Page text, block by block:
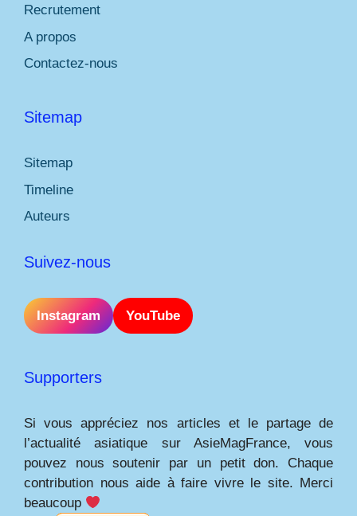
Recrutement
A propos
Contactez-nous
Sitemap
Sitemap
Timeline
Auteurs
Suivez-nous
Instagram YouTube
Supporters
Si vous appréciez nos articles et le partage de
l’actualité asiatique sur AsieMagFrance, vous
pouvez nous soutenir par un petit don. Chaque
contribution nous aide à faire vivre le site. Merci
beaucoup